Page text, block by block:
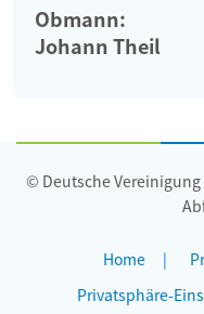
Obmann:
Johann Theil
© Deutsche
Home
Privatsphäre-